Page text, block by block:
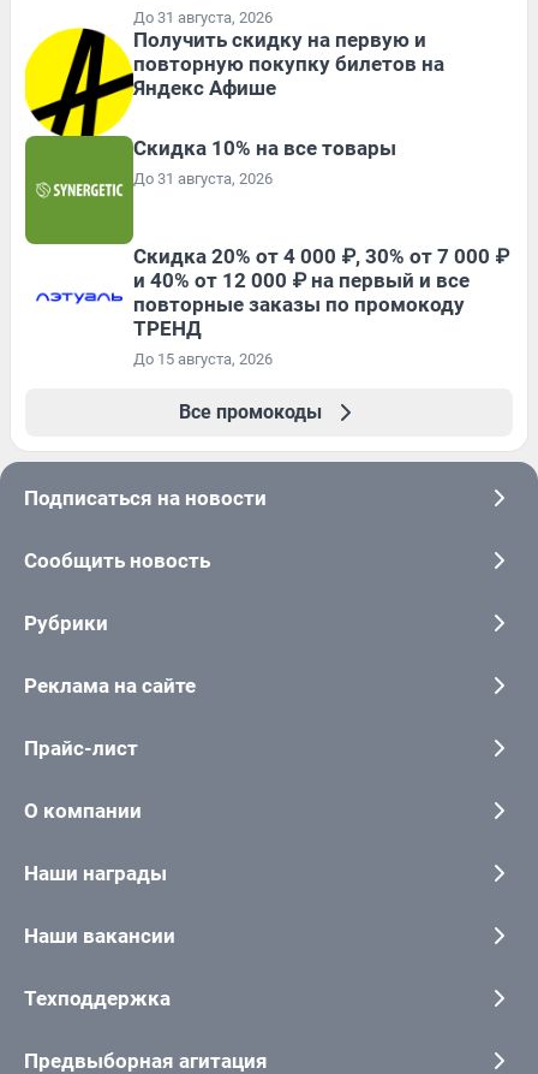
До 31 августа, 2026
Получить скидку на первую и
повторную покупку билетов на
Яндекс Афише
Скидка 10% на все товары
До 31 августа, 2026
Скидка 20% от 4 000 ₽, 30% от 7 000 ₽
и 40% от 12 000 ₽ на первый и все
повторные заказы по промокоду
ТРЕНД
До 15 августа, 2026
Все промокоды
Подписаться на новости
Сообщить новость
Рубрики
Реклама на сайте
Прайс-лист
О компании
Наши награды
Наши вакансии
Техподдержка
Предвыборная агитация